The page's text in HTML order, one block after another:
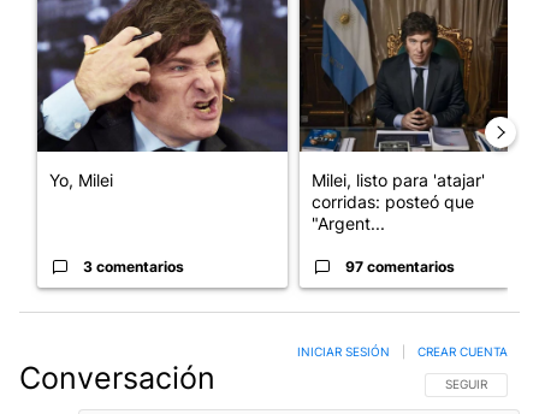
Yo, Milei
3 comentarios
Milei, listo para 'atajar'
corridas: posteó que
"Argent...
97 comentarios
Conversación SIGA ESTA
SEGUIR
INICIAR SESIÓN CREAR CUENTA